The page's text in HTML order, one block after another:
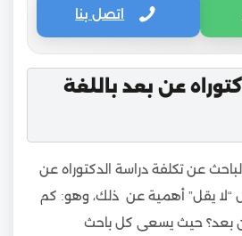
اتصل بنا
عن بعد باللغة
عن تكلفة دراسة الدكتوراه عن
“لا يقل” أهمية عن ذلك، وهو: كم
بعد؟ حيث يسعى كل باحث